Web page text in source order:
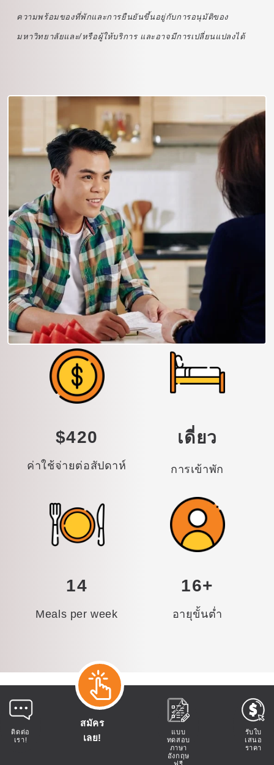
ติดต่อ
เรา!
รับใบ
เสนอ
ราคา
แบบ
ทดสอบ
ภาษา
อังกฤษ
สมัคร
เลย!
ความพร้อมของที่พักและการยืนยันขึ้นอยู่กับการอนุมัติของ
มหาวิทยาลัยและ/หรือผู้ให้บริการ และอาจมีการเปลี่ยนแปลงได้
$420
ค่าใช้จ่ายต่อสัปดาห์
เดี่ยว
การเข้าพัก
14
Meals per week
16+
อายุขั้นต่ำ